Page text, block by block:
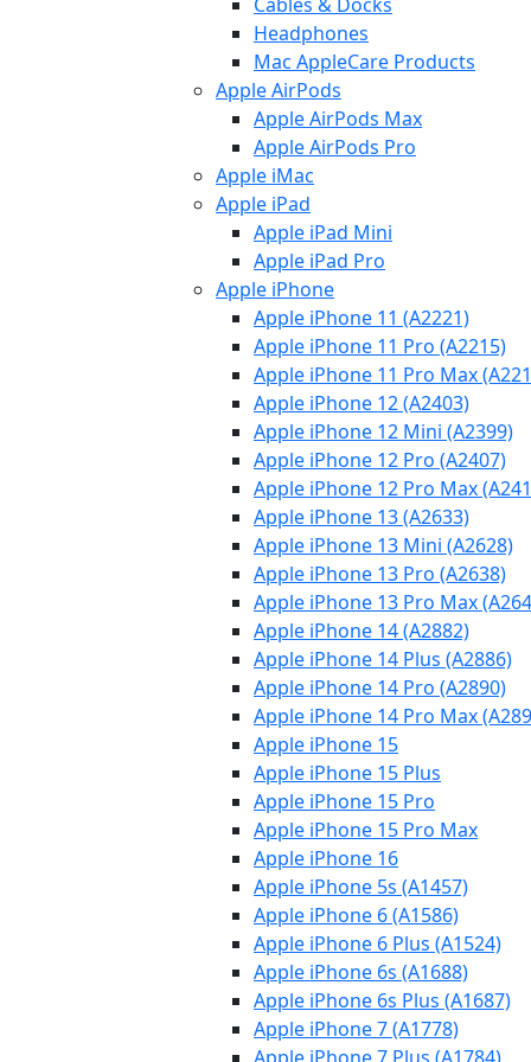
Headphones
Mac AppleCare Products
Apple AirPods
Apple AirPods Max
Apple AirPods Pro
Apple iMac
Apple iPad
Apple iPad Mini
Apple iPad Pro
Apple iPhone
Apple iPhone 11 (A2221)
Apple iPhone 11 Pro (A2215)
Apple iPhone 11 Pro Max
Apple iPhone 12 (A2403)
Apple iPhone 12 Mini (A2399)
Apple iPhone 12 Pro (A2407)
Apple iPhone 12 Pro Max
Apple iPhone 13 (A2633)
Apple iPhone 13 Mini (A2628)
Apple iPhone 13 Pro (A2638)
Apple iPhone 13 Pro Max
Apple iPhone 14 (A2882)
Apple iPhone 14 Plus (A2886)
Apple iPhone 14 Pro (A2890)
Apple iPhone 14 Pro Max
Apple iPhone 15
Apple iPhone 15 Plus
Apple iPhone 15 Pro
Apple iPhone 15 Pro Max
Apple iPhone 16
Apple iPhone 5s (A1457)
Apple iPhone 6 (A1586)
Apple iPhone 6 Plus (A1524)
Apple iPhone 6s (A1688)
Apple iPhone 6s Plus (A1687)
Apple iPhone 7 (A1778)